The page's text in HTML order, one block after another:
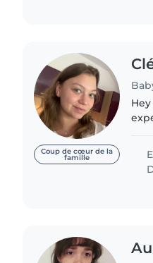
Coup de cœur de la
famille